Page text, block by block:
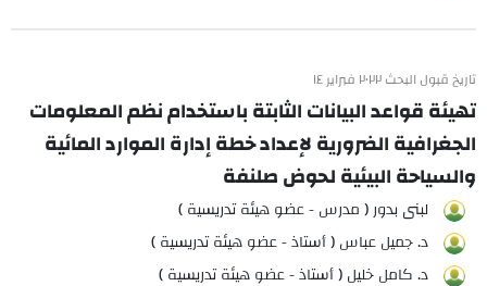
تاريخ قبول البحث ٢٠٢٢ فبراير ١٤
تهيئة قواعد البيانات الثابتة باستخدام نظم المعلومات
الجغرافية الضرورية لإعداد خطة إدارة الموارد المائية
والسياحة البيئية لحوض صلنفة
لبنى بدور ( مدرس - عضو هيئة تدريسية )
د. جميل عباس ( أستاذ - عضو هيئة تدريسية )
د. كامل خليل ( أستاذ - عضو هيئة تدريسية )